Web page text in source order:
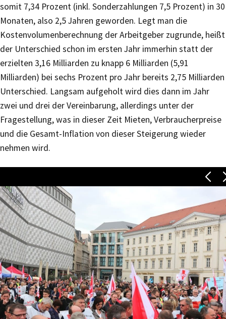
somit 7,34 Prozent (inkl. Sonderzahlungen 7,5 Prozent) in 30
Monaten, also 2,5 Jahren geworden. Legt man die
Kostenvolumenberechnung der Arbeitgeber zugrunde, heißt
der Unterschied schon im ersten Jahr immerhin statt der
erzielten 3,16 Milliarden zu knapp 6 Milliarden (5,91
Milliarden) bei sechs Prozent pro Jahr bereits 2,75 Milliarden
Unterschied. Langsam aufgeholt wird dies dann im Jahr
zwei und drei der Vereinbarung, allerdings unter der
Fragestellung, was in dieser Zeit Mieten, Verbraucherpreise
und die Gesamt-Inflation von dieser Steigerung wieder
nehmen wird.